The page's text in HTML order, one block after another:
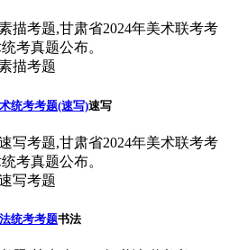
描考题,甘肃省2024年美术联考考
考真题公布。
统考考题(速写)速写
写考题,甘肃省2024年美术联考考
考真题公布。
统考考题书法